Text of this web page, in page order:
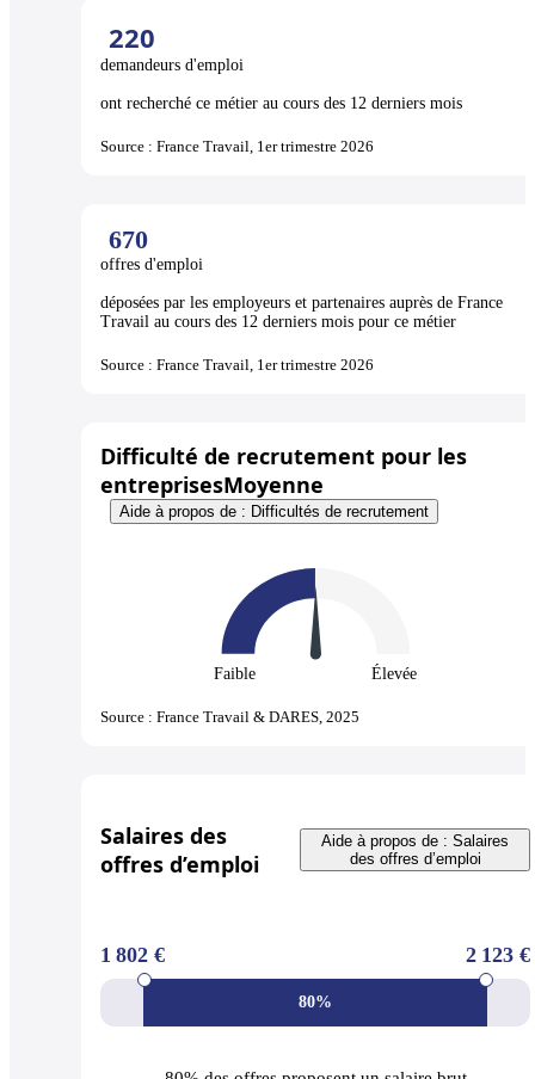
220
demandeurs d'emploi
ont recherché ce métier au cours des 12 derniers mois
Source : France Travail, 1er trimestre 2026
670
offres d'emploi
déposées par les employeurs et partenaires auprès de France
Travail au cours des 12 derniers mois pour ce métier
Source : France Travail, 1er trimestre 2026
Difficulté de recrutement pour les
entreprisesMoyenne
Aide à propos de : Difficultés de recrutement
Faible Élevée
Source : France Travail & DARES, 2025
Salaires des
offres d’emploi
Aide à propos de : Salaires
des offres d’emploi
80%
1 802 € 2 123 €